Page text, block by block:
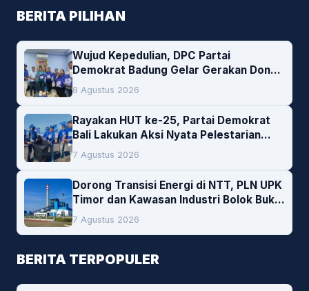
BERITA PILIHAN
Wujud Kepedulian, DPC Partai
Demokrat Badung Gelar Gerakan Donor
Darah
8 Agustus 2026
Rayakan HUT ke-25, Partai Demokrat
Bali Lakukan Aksi Nyata Pelestarian
Lingkungan
7 Agustus 2026
Dorong Transisi Energi di NTT, PLN UPK
Timor dan Kawasan Industri Bolok Buka
Peluang Investasi Woodchip untuk
Cofiring PLTU Bolok
7 Agustus 2026
BERITA TERPOPULER